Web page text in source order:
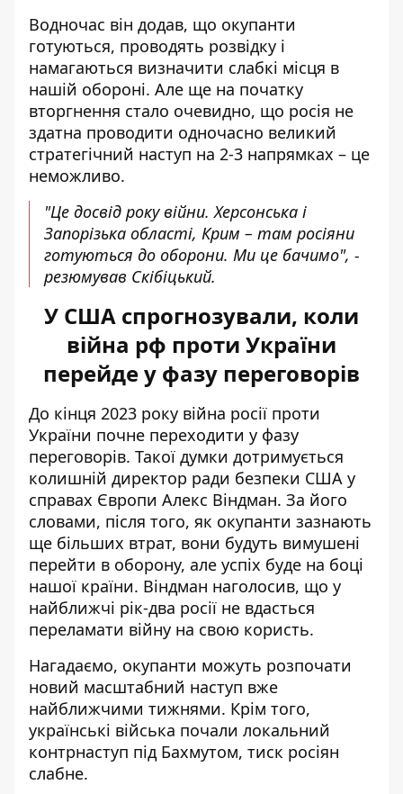
Водночас він додав, що окупанти
готуються, проводять розвідку і
намагаються визначити слабкі місця в
нашій обороні. Але ще на початку
вторгнення стало очевидно, що росія не
здатна проводити одночасно великий
стратегічний наступ на 2-3 напрямках – це
неможливо.
"Це досвід року війни. Херсонська і
Запорізька області, Крим – там росіяни
готуються до оборони. Ми це бачимо", -
резюмував Скібіцький.
У США спрогнозували, коли
війна рф проти України
перейде у фазу переговорів
До кінця 2023 року війна росії проти
України почне переходити у фазу
переговорів. Такої думки дотримується
колишній директор ради безпеки США у
справах Європи Алекс Віндман. За його
словами, після того, як окупанти зазнають
ще більших втрат, вони будуть вимушені
перейти в оборону, але успіх буде на боці
нашої країни. Віндман наголосив, що у
найближчі рік-два росії не вдасться
переламати війну на свою користь.
Нагадаємо, окупанти можуть розпочати
новий масштабний наступ вже
найближчими тижнями. Крім того,
українські війська почали локальний
контрнаступ під Бахмутом, тиск росіян
слабне.